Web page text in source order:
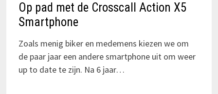
Op pad met de Crosscall Action X5
Smartphone
Zoals menig biker en medemens kiezen we om
de paar jaar een andere smartphone uit om weer
up to date te zijn. Na 6 jaar…